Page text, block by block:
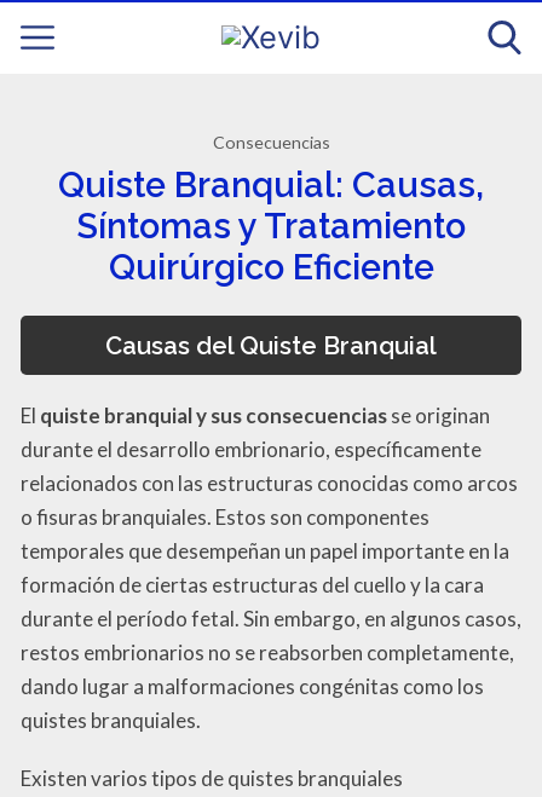
Consecuencias
Quiste Branquial: Causas,
Síntomas y Tratamiento
Quirúrgico Eficiente
Causas del Quiste Branquial
El quiste branquial y sus consecuenciasse originan
durante el desarrollo embrionario, específicamente
relacionados con las estructuras conocidas como arcos
o fisuras branquiales. Estos son componentes
temporales que desempeñan un papel importante en la
formación de ciertas estructuras del cuello y la cara
durante el período fetal. Sin embargo, en algunos casos,
restos embrionarios no se reabsorben completamente,
dando lugar a malformaciones congénitas como los
quistes branquiales.
Existen varios tipos de quistes branquiales